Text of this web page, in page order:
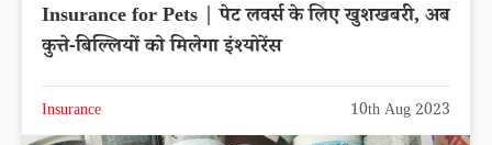
Insurance for Pets | पेट लवर्स के लिए खुशखबरी, अब
कुत्ते-बिल्लियों को मिलेगा इंश्योरेंस
Insurance 10th Aug 2023